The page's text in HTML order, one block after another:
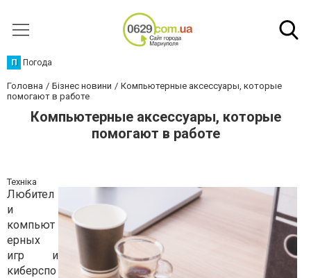
П Погода
Головна Бізнес новини
Компьютерные аксессуары, которые
помогают в работе
Компьютерные аксессуары, которые
помогают в работе
Техніка
Любител
и
компьют
ерных
игр и
киберспо